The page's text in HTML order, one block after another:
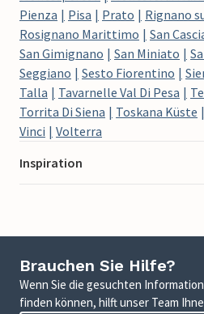
Pienza
Pisa Prato Rignano
Rosignano Marittimo
San
San Gimignano
San Miniato
Seggiano
Sesto Fiorentino
Talla
Tavarnelle Val Di Pesa
Torrita Di Siena
Toskana Küste
Vinci
Volterra
Inspiration
Brauchen Sie Hilfe?
Wenn Sie die gesuchten
finden können, hilft unser Team